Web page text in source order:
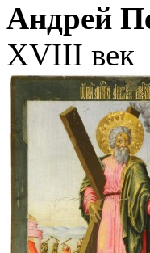
Андрей
XVIII век